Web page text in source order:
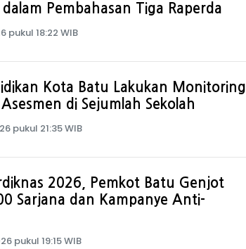
Pembahasan Tiga Raperda
pukul 18:22 WIB
Kota Batu Lakukan Monitoring
di Sejumlah Sekolah
pukul 21:35 WIB
2026, Pemkot Batu Genjot
Sarjana dan Kampanye Anti-
pukul 19:15 WIB